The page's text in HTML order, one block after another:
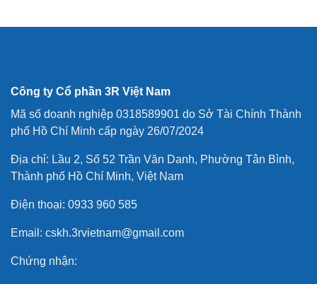
Công ty Cổ phần 3R Việt Nam
Mã số doanh nghiệp 0318589901 do Sở Tài Chính Thành
phố Hồ Chí Minh cấp ngày 26/07/2024
Địa chỉ: Lầu 2, Số 52 Trần Văn Danh, Phường Tân Bình,
Thành phố Hồ Chí Minh, Việt Nam
Điện thoại: 0933 960 585
Email: cskh.3rvietnam@gmail.com
Chứng nhận: